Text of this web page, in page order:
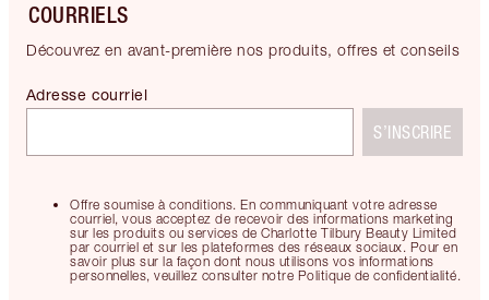
COURRIELS
Découvrez en avant-première nos produits, offres et conseils
Offre soumise à conditions. En communiquant votre adresse
courriel, vous acceptez de recevoir des informations marketing
sur les produits ou services de Charlotte Tilbury Beauty Limited
par courriel et sur les plateformes des réseaux sociaux. Pour en
savoir plus sur la façon dont nous utilisons vos informations
personnelles, veuillez consulter notre Politique de confidentialité.
Adresse courriel
S’INSCRIRE